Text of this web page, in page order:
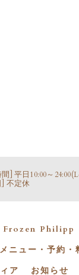
間] 平日10:00～
] 不定休
Frozen Philipp
メニュー・予約・
ア
お知らせ